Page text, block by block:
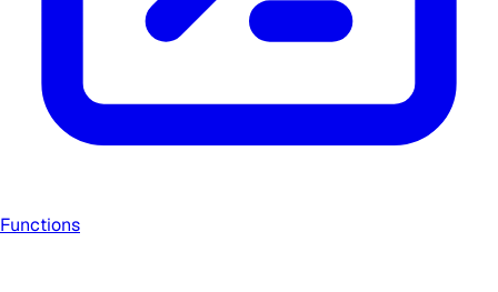
Functions